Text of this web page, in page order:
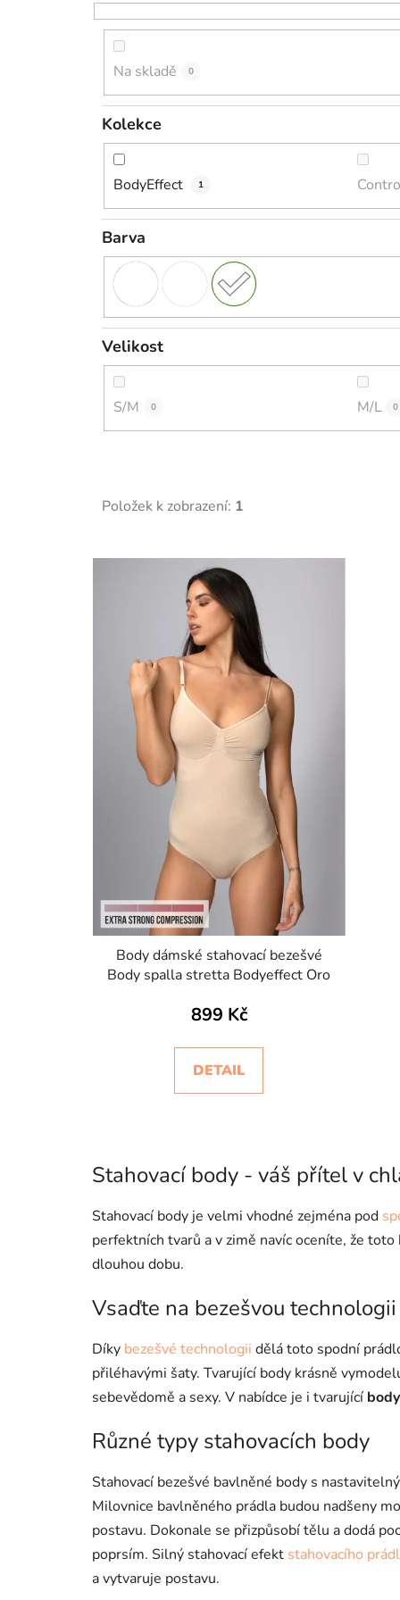
Na skladě 0
Kolekce
BodyEffect 1
Barva
Velikost
S/M 0 M/L 0
Položek k zobrazení: 1
V
Body dámské stahovací bezešvé
Body spalla stretta Bodyeffect Oro
899 Kč
DETAIL
Stahovací body - váš přítel v
Stahovací body je velmi vhodné zejména pod
perfektních tvarů a v zimě navíc oceníte, že
dlouhou dobu.
Vsaďte na bezešvou technologii
Díky bezešvé technologii dělá toto spodní
přiléhavými šaty. Tvarující body krásně
sebevědomě a sexy. V nabídce je i tvarující
Různé typy stahovacích body
Stahovací bezešvé bavlněné body s
Milovnice bavlněného prádla budou nadšeny
postavu. Dokonale se přizpůsobí tělu a dodá
poprsím. Silný stahovací efekt stahovacího
a vytvaruje postavu.